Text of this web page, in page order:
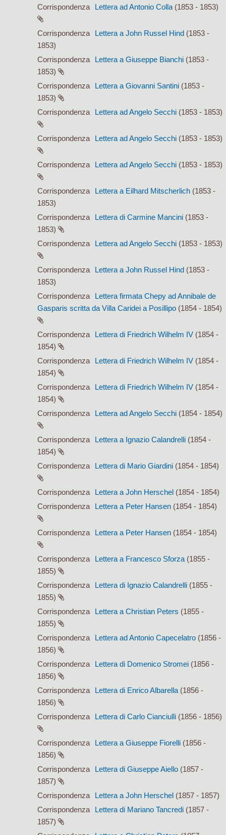
Corrispondenza Lettera ad Antonio Colla (1853 - 1853)
Corrispondenza Lettera a John Russel Hind (1853 -
1853)
Corrispondenza
Lettera a Giuseppe Bianchi (1853 -
1853)
Corrispondenza
Lettera a Giovanni Santini (1853 -
1853)
Corrispondenza
Lettera ad Angelo Secchi (1853 - 1853)
Corrispondenza Lettera ad Angelo Secchi (1853 - 1853)
Corrispondenza Lettera ad Angelo Secchi (1853 - 1853)
Corrispondenza Lettera a Eilhard Mitscherlich (1853 -
1853)
Corrispondenza
Lettera di Carmine Mancini (1853 -
1853)
Corrispondenza
Lettera ad Angelo Secchi (1853 - 1853)
Corrispondenza Lettera a John Russel Hind (1853 -
1853)
Corrispondenza
Lettera firmata Chepy ad Annibale de
Gasparis scritta da Villa Caridei a Posillipo (1854 - 1854)
Corrispondenza Lettera di Friedrich Wilhelm IV (1854 -
1854)
Corrispondenza
Lettera di Friedrich Wilhelm IV (1854 -
1854)
Corrispondenza
Lettera di Friedrich Wilhelm IV (1854 -
1854)
Corrispondenza
Lettera ad Angelo Secchi (1854 - 1854)
Corrispondenza Lettera a Ignazio Calandrelli (1854 -
1854)
Corrispondenza
Lettera di Mario Giardini (1854 - 1854)
Corrispondenza Lettera a John Herschel (1854 - 1854)
Corrispondenza
Lettera a Peter Hansen (1854 - 1854)
Corrispondenza Lettera a Peter Hansen (1854 - 1854)
Corrispondenza Lettera a Francesco Sforza (1855 -
1855)
Corrispondenza
Lettera di Ignazio Calandrelli (1855 -
1855)
Corrispondenza
Lettera a Christian Peters (1855 -
1855)
Corrispondenza
Lettera ad Antonio Capecelatro (1856 -
1856)
Corrispondenza
Lettera di Domenico Stromei (1856 -
1856)
Corrispondenza
Lettera di Enrico Albarella (1856 -
1856)
Corrispondenza
Lettera di Carlo Cianciulli (1856 - 1856)
Corrispondenza Lettera a Giuseppe Fiorelli (1856 -
1856)
Corrispondenza
Lettera di Giuseppe Aiello (1857 -
1857)
Corrispondenza
Lettera a John Herschel (1857 - 1857)
Corrispondenza
Lettera di Mariano Tancredi (1857 -
1857)